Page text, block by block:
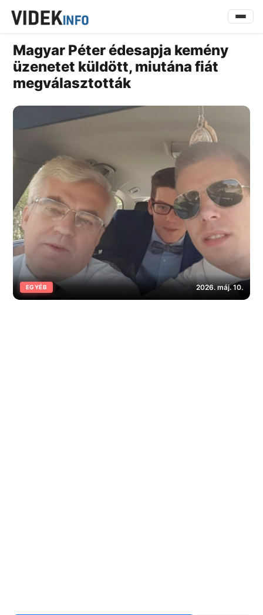
Magyar Péter édesapja kemény
üzenetet küldött, miutána fiát
megválasztották
EGYÉB 2026. máj. 10.